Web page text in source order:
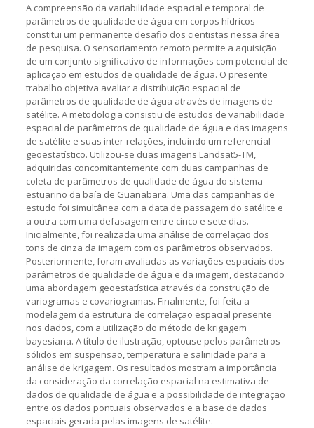
A compreensão da variabilidade espacial e temporal de
parâmetros de qualidade de água em corpos hídricos
constitui um permanente desafio dos cientistas nessa área
de pesquisa. O sensoriamento remoto permite a aquisição
de um conjunto significativo de informações com potencial de
aplicação em estudos de qualidade de água. O presente
trabalho objetiva avaliar a distribuição espacial de
parâmetros de qualidade de água através de imagens de
satélite. A metodologia consistiu de estudos de variabilidade
espacial de parâmetros de qualidade de água e das imagens
de satélite e suas inter-relações, incluindo um referencial
geoestatístico. Utilizou-se duas imagens Landsat5-TM,
adquiridas concomitantemente com duas campanhas de
coleta de parâmetros de qualidade de água do sistema
estuarino da baía de Guanabara. Uma das campanhas de
estudo foi simultânea com a data de passagem do satélite e
a outra com uma defasagem entre cinco e sete dias.
Inicialmente, foi realizada uma análise de correlação dos
tons de cinza da imagem com os parâmetros observados.
Posteriormente, foram avaliadas as variações espaciais dos
parâmetros de qualidade de água e da imagem, destacando
uma abordagem geoestatística através da construção de
variogramas e covariogramas. Finalmente, foi feita a
modelagem da estrutura de correlação espacial presente
nos dados, com a utilização do método de krigagem
bayesiana. A título de ilustração, optouse pelos parâmetros
sólidos em suspensão, temperatura e salinidade para a
análise de krigagem. Os resultados mostram a importância
da consideração da correlação espacial na estimativa de
dados de qualidade de água e a possibilidade de integração
entre os dados pontuais observados e a base de dados
espaciais gerada pelas imagens de satélite.